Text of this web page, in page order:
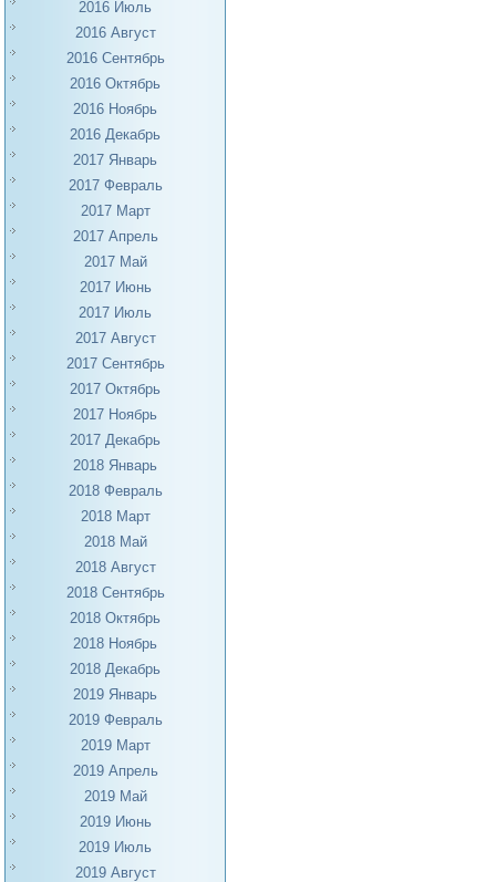
2016 Июль
2016 Август
2016 Сентябрь
2016 Октябрь
2016 Ноябрь
2016 Декабрь
2017 Январь
2017 Февраль
2017 Март
2017 Апрель
2017 Май
2017 Июнь
2017 Июль
2017 Август
2017 Сентябрь
2017 Октябрь
2017 Ноябрь
2017 Декабрь
2018 Январь
2018 Февраль
2018 Март
2018 Май
2018 Август
2018 Сентябрь
2018 Октябрь
2018 Ноябрь
2018 Декабрь
2019 Январь
2019 Февраль
2019 Март
2019 Апрель
2019 Май
2019 Июнь
2019 Июль
2019 Август